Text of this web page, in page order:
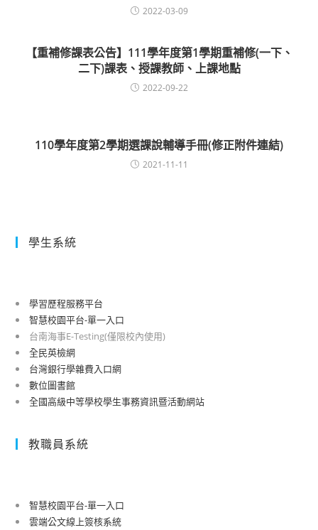
2022-03-09
【重補修課表公告】111學年度第1學期重補修(一下、
二下)課表、授課教師、上課地點
2022-09-22
110學年度第2學期選課說輔導手冊(修正附件連結)
2021-11-11
學生系統
學習歷程服務平台
智慧校園平台-單一入口
台南海事E-Testing(僅限校內使用)
全民英檢網
台灣銀行學雜費入口網
數位圖書館
全國高級中等學校學生事務資訊暨活動網站
教職員系統
智慧校園平台-單一入口
雲端公文線上簽核系統